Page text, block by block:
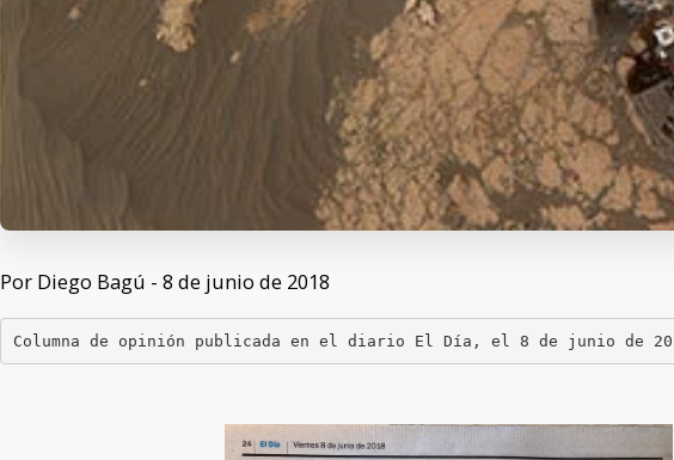
Por Diego Bagú - 8 de junio de 2018
Columna de opinión publicada en el diario El Día, el 8 de junio de